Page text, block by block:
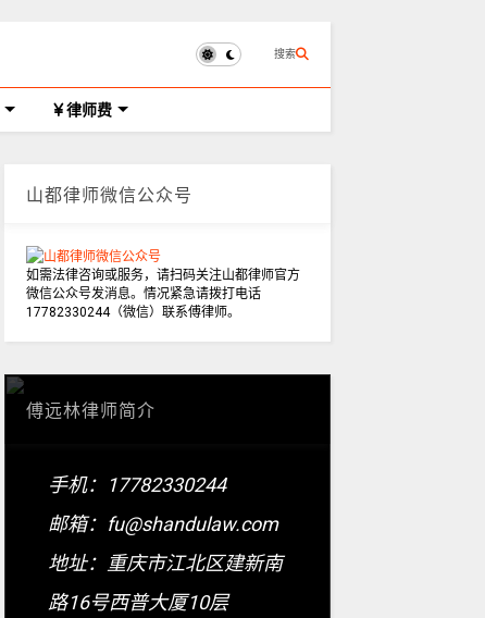
搜索
律师费
山都律师微信公众号
如需法律咨询或服务，请扫码关注山都律师官方
微信公众号发消息。情况紧急请拨打电话
17782330244（微信）联系傅律师。
傅远林律师简介
手机：17782330244
邮箱：fu@shandulaw.com
地址：重庆市江北区建新南
路16号西普大厦10层